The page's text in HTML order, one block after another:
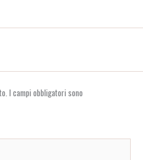
I campi obbligatori sono